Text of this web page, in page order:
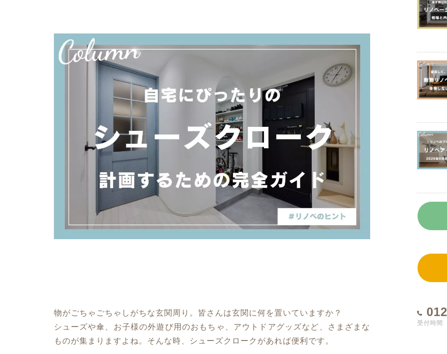
物がごちゃごちゃしがちな玄関周り。皆さんは玄関に何を置いていますか？
シューズや傘、お子様の外遊び用のおもちゃ、アウトドアグッズなど、さまざまな
ものが集まりますよね。そんな時、シューズクロークがあれば便利です。
受付時